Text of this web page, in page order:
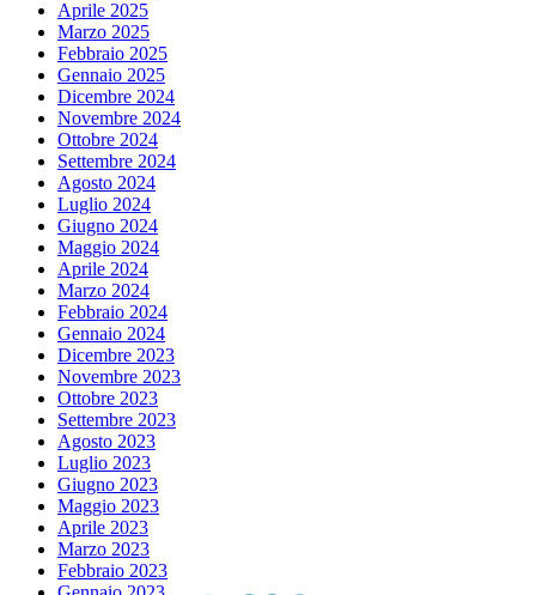
Aprile 2025
Marzo 2025
Febbraio 2025
Gennaio 2025
Dicembre 2024
Novembre 2024
Ottobre 2024
Settembre 2024
Agosto 2024
Luglio 2024
Giugno 2024
Maggio 2024
Aprile 2024
Marzo 2024
Febbraio 2024
Gennaio 2024
Dicembre 2023
Novembre 2023
Ottobre 2023
Settembre 2023
Agosto 2023
Luglio 2023
Giugno 2023
Maggio 2023
Aprile 2023
Marzo 2023
Febbraio 2023